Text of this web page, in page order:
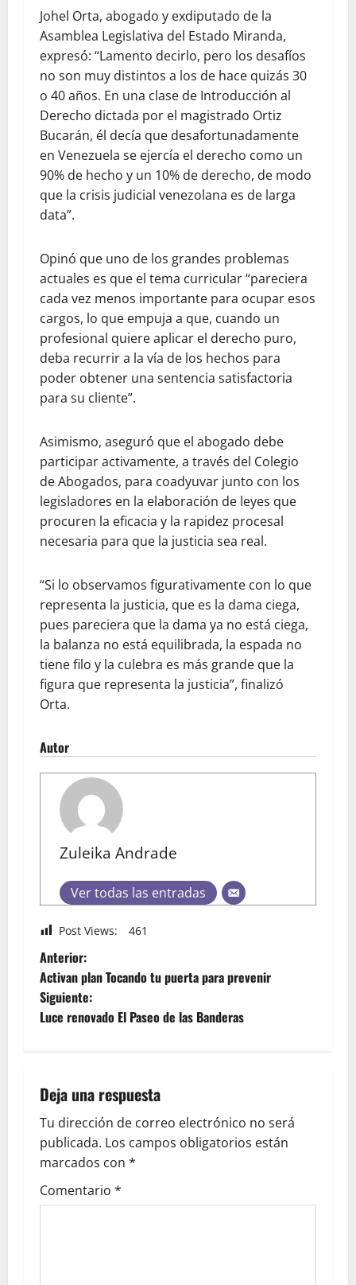
Johel Orta, abogado y exdiputado de la
Asamblea Legislativa del Estado Miranda,
expresó: “Lamento decirlo, pero los desafíos
no son muy distintos a los de hace quizás 30
o 40 años. En una clase de Introducción al
Derecho dictada por el magistrado Ortiz
Bucarán, él decía que desafortunadamente
en Venezuela se ejercía el derecho como un
90% de hecho y un 10% de derecho, de modo
que la crisis judicial venezolana es de larga
data”.
Opinó que uno de los grandes problemas
actuales es que el tema curricular “pareciera
cada vez menos importante para ocupar esos
cargos, lo que empuja a que, cuando un
profesional quiere aplicar el derecho puro,
deba recurrir a la vía de los hechos para
poder obtener una sentencia satisfactoria
para su cliente”.
Asimismo, aseguró que el abogado debe
participar activamente, a través del Colegio
de Abogados, para coadyuvar junto con los
legisladores en la elaboración de leyes que
procuren la eficacia y la rapidez procesal
necesaria para que la justicia sea real.
“Si lo observamos figurativamente con lo que
representa la justicia, que es la dama ciega,
pues pareciera que la dama ya no está ciega,
la balanza no está equilibrada, la espada no
tiene filo y la culebra es más grande que la
figura que representa la justicia”, finalizó
Orta.
Autor
Zuleika Andrade
Ver todas las entradas
Post Views: 461
Anterior:
Activan plan Tocando tu puerta para prevenir
Siguiente:
Luce renovado El Paseo de las Banderas
Deja una respuesta
Tu dirección de correo electrónico no será
publicada. Los campos obligatorios están
marcados con *
Comentario *